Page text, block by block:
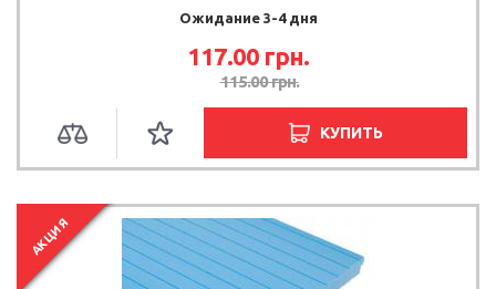
Ожидание 3-4 дня
117.00 грн.
115.00 грн.
КУПИТЬ
АКЦИЯ